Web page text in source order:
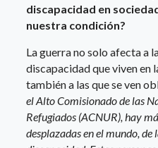
discapacidad en
nuestra condición?
La guerra no solo afecta a
discapacidad que viven en
también a las que se ven
el Alto Comisionado de las
Refugiados (ACNUR), hay
desplazadas en el mundo,